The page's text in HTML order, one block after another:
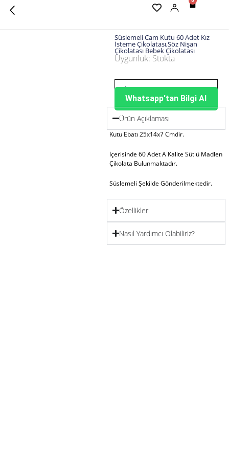
Cart
Süslemeli Cam Kutu 60 Adet Kız
İsteme Çikolatası,Söz Nişan
Çikolatası Bebek Çikolatası
Uygunluk: Stokta
Süslemeli
Kutu
60
Adet
Kız
İsteme
Çikolatası,Söz
Çikolatası
Bebek
adet
Whatsapp'tan Bilgi Al
Ürün Açıklaması
Kutu Ebatı 25x14x7 Cmdir.
İçerisinde 60 Adet A Kalite Sütlü Madlen
Çikolata Bulunmaktadır.
Süslemeli Şekilde Gönderilmektedir.
Özellikler
Nasıl Yardımcı Olabiliriz?